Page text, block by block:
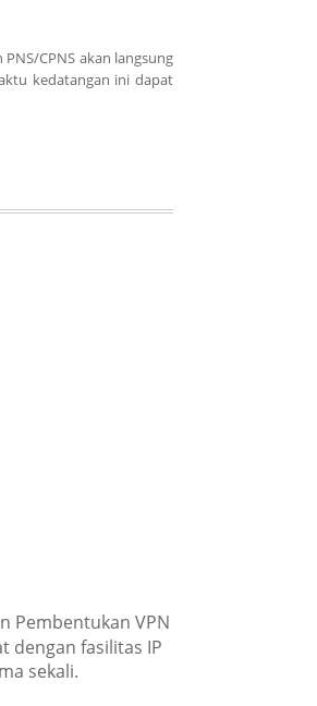
CPNS akan langsung
kedatangan ini dapat
Pembentukan VPN
dengan fasilitas IP
sekali.